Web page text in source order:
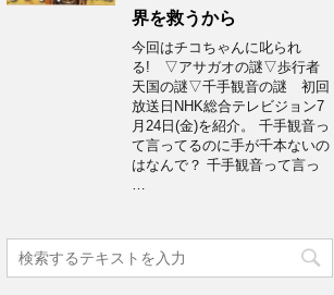
界を救うから
今回はチコちゃんに叱られ
る! ▽アサガオの謎▽歩行者
天国の謎▽千手観音の謎 初回
放送日NHK総合テレビジョン7
月24日(金)を紹介。 千手観音っ
て言ってるのに手が千本ないの
はなんで？ 千手観音って言っ
…